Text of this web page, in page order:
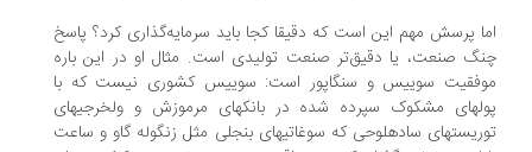
پرسش مهم این است که‏ دقیقا کجا باید سرمایه‌گذاری کرد؟ پاسخ
صنعت، یا دقیق‌تر صنعت تولیدی است. مثال او در این باره
سوییس و سنگاپور است: سوییس کشوری نیست که با
مشکوک سپرده شده در بانکهای‏ مرموزش و ولخرجی‏های
ساده‏لوحی که سوغاتی‏های بنجلی مثل‏ زنگوله‏ گاو و ساعت